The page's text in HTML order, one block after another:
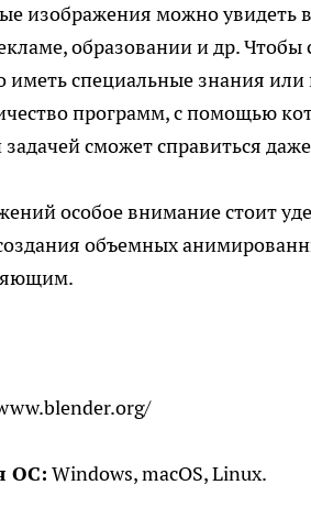
изображения можно увидеть
образовании и др.
иметь специальные знания
программ, с помощью
задачей сможет справиться
особое внимание стоит
объемных
ОС: Windows, macOS, Linux.